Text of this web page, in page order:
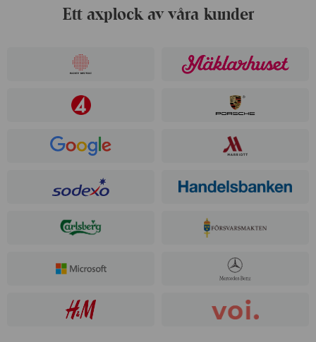
Ett axplock av våra kunder